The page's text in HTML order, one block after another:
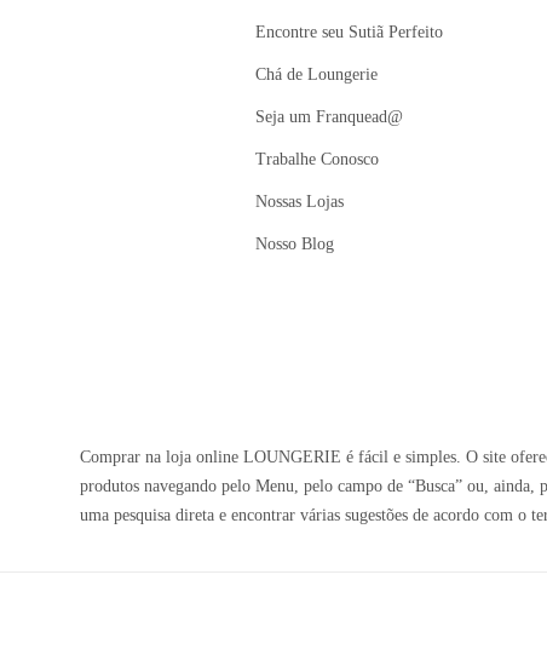
Encontre seu Sutiã Perfeito
Chá de Loungerie
Seja um Franquead@
Trabalhe Conosco
Nossas Lojas
Nosso Blog
Comprar na loja online LOUNGERIE é fácil e simples. O site
produtos navegando pelo Menu, pelo campo de “Busca” ou, ainda,
uma pesquisa direta e encontrar várias sugestões de acordo com o